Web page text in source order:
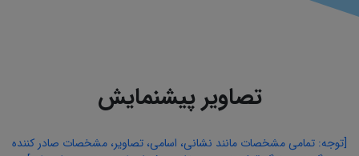
تصاویر پیشنمایش
[توجه: تمامی مشخصات مانند نشانی، اسامی، تصاویر، مشخصات صادر کننده